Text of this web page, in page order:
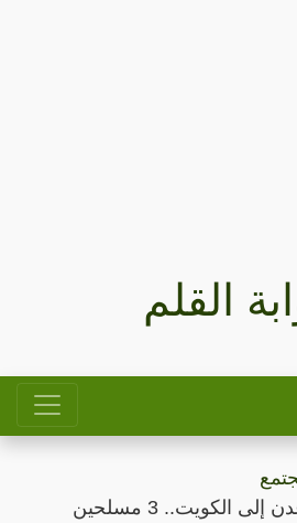
القلم
الكويت.. 3 مسلحين